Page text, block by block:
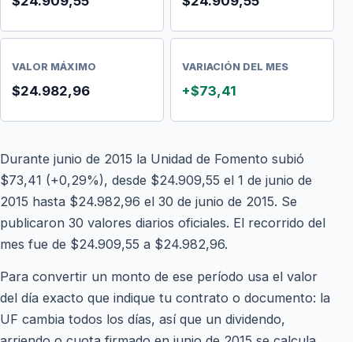
VALOR MÁXIMO
$24.982,96
VARIACIÓN DEL MES
+$73,41
Durante junio de 2015 la Unidad de Fomento subió
$73,41 (+0,29%), desde $24.909,55 el 1 de junio de
2015 hasta $24.982,96 el 30 de junio de 2015. Se
publicaron 30 valores diarios oficiales. El recorrido del
mes fue de $24.909,55 a $24.982,96.
Para convertir un monto de ese período usa el valor
del día exacto que indique tu contrato o documento: la
UF cambia todos los días, así que un dividendo,